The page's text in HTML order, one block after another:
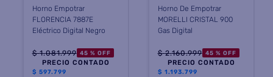
Horno Empotrar
FLORENCIA 7887E
Eléctrico Digital Negro
$ 1.081.999 45 % OFF
PRECIO CONTADO
$ 597.799
Horno De Empotrar
MORELLI CRISTAL 900
Gas Digital
$ 2.160.999 45 % OFF
PRECIO CONTADO
$ 1.193.799